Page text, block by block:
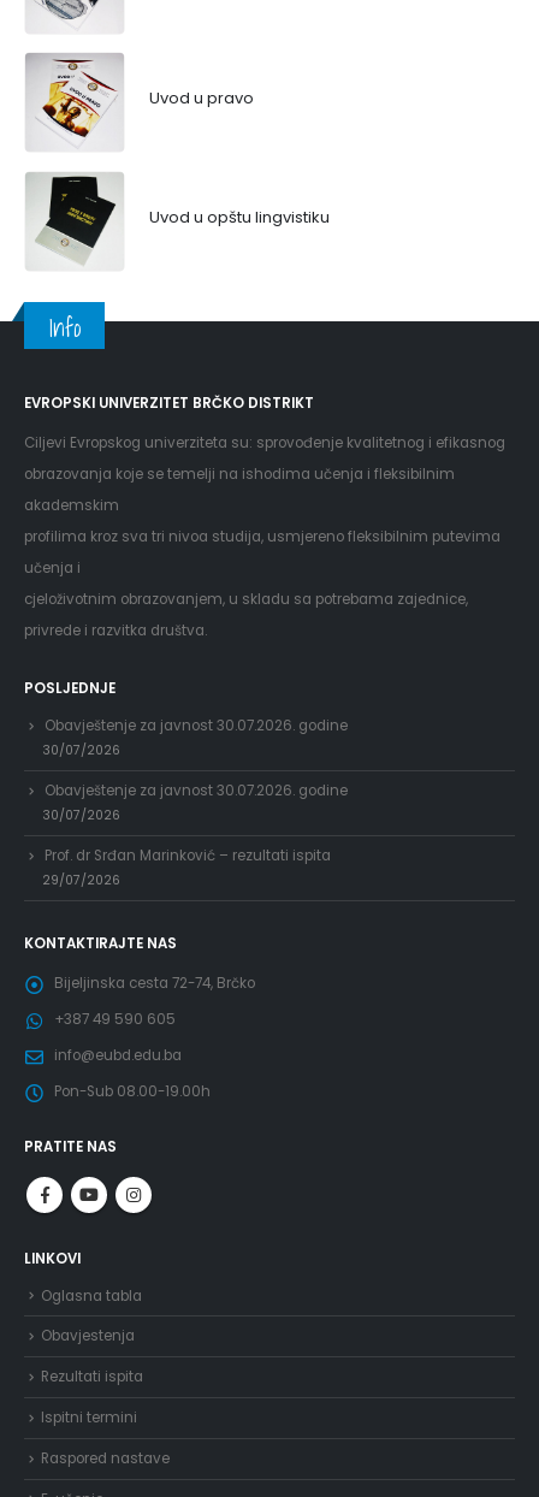
Uvod u pravo
Uvod u opštu lingvistiku
Info
EVROPSKI UNIVERZITET BRČKO DISTRIKT
Ciljevi Evropskog univerziteta su: sprovođenje kvalitetnog i efikasnog
obrazovanja koje se temelji na ishodima učenja i fleksibilnim
akademskim
profilima kroz sva tri nivoa studija, usmjereno fleksibilnim putevima
učenja i
cjeloživotnim obrazovanjem, u skladu sa potrebama zajednice,
privrede i razvitka društva.
POSLJEDNJE
Obavještenje za javnost 30.07.2026. godine
30/07/2026
Obavještenje za javnost 30.07.2026. godine
30/07/2026
Prof. dr Srđan Marinković – rezultati ispita
29/07/2026
KONTAKTIRAJTE NAS
Bijeljinska cesta 72-74, Brčko
+387 49 590 605
info@eubd.edu.ba
Pon-Sub 08.00-19.00h
PRATITE NAS
LINKOVI
Oglasna tabla
Obavjestenja
Rezultati ispita
Ispitni termini
Raspored nastave